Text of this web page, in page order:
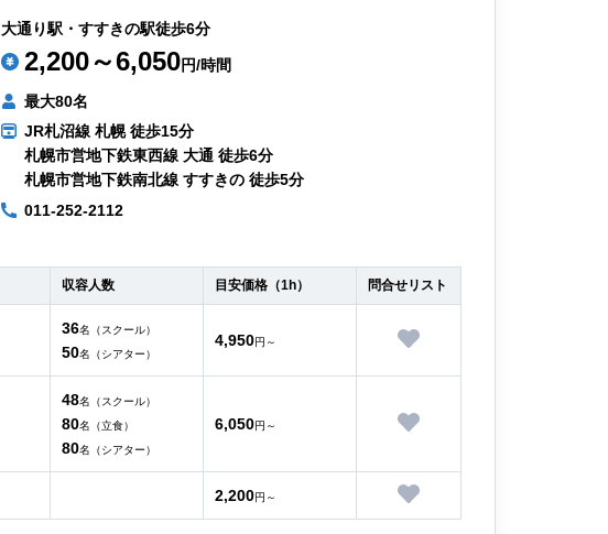
大通り駅・すすきの駅徒歩6分
2,200～6,050円/時間
最大80名
JR札沼線 札幌 徒歩15分
札幌市営地下鉄東西線 大通 徒歩6分
札幌市営地下鉄南北線 すすきの 徒歩5分
011-252-2112
収容人数 目安価格（1h） 問合せリスト
36名（スクール）
50名（シアター）
4,950円～
48名（スクール）
80名（立食）
80名（シアター）
6,050円～
2,200円～